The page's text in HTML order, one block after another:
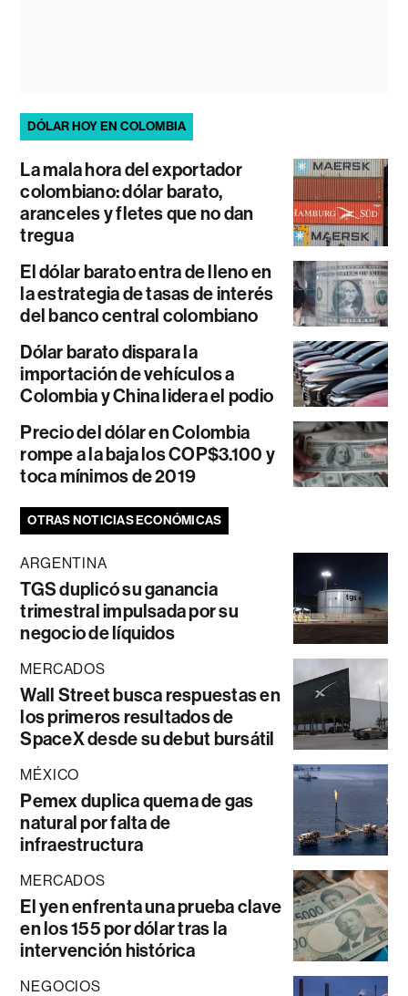
DÓLAR HOY EN COLOMBIA
La mala hora del exportador
colombiano: dólar barato,
aranceles y fletes que no dan
tregua
El dólar barato entra de lleno en
la estrategia de tasas de interés
del banco central colombiano
Dólar barato dispara la
importación de vehículos a
Colombia y China lidera el podio
Precio del dólar en Colombia
rompe a la baja los COP$3.100 y
toca mínimos de 2019
OTRAS NOTICIAS ECONÓMICAS
ARGENTINA
TGS duplicó su ganancia
trimestral impulsada por su
negocio de líquidos
MERCADOS
Wall Street busca respuestas en
los primeros resultados de
SpaceX desde su debut bursátil
MÉXICO
Pemex duplica quema de gas
natural por falta de
infraestructura
MERCADOS
El yen enfrenta una prueba clave
en los 155 por dólar tras la
intervención histórica
NEGOCIOS